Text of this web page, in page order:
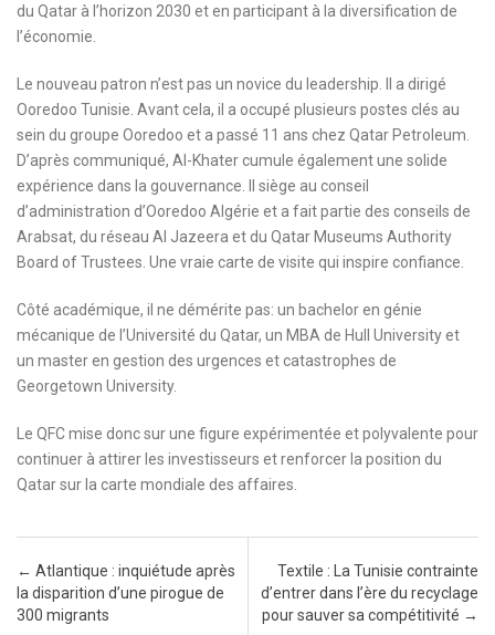
du Qatar à l’horizon 2030 et en participant à la diversification de
l’économie.
Le nouveau patron n’est pas un novice du leadership. Il a dirigé
Ooredoo Tunisie. Avant cela, il a occupé plusieurs postes clés au
sein du groupe Ooredoo et a passé 11 ans chez Qatar Petroleum.
D’après communiqué, Al-Khater cumule également une solide
expérience dans la gouvernance. Il siège au conseil
d’administration d’Ooredoo Algérie et a fait partie des conseils de
Arabsat, du réseau Al Jazeera et du Qatar Museums Authority
Board of Trustees. Une vraie carte de visite qui inspire confiance.
Côté académique, il ne démérite pas: un bachelor en génie
mécanique de l’Université du Qatar, un MBA de Hull University et
un master en gestion des urgences et catastrophes de
Georgetown University.
Le QFC mise donc sur une figure expérimentée et polyvalente pour
continuer à attirer les investisseurs et renforcer la position du
Qatar sur la carte mondiale des affaires.
Post navigation
← Atlantique : inquiétude après
la disparition d’une pirogue de
300 migrants
Textile : La Tunisie contrainte
d’entrer dans l’ère du recyclage
pour sauver sa compétitivité →